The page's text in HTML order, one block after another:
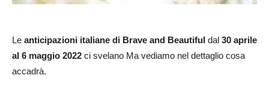
Le anticipazioni italiane di Brave and Beautiful dal 30 aprile
al 6 maggio 2022 ci svelano Ma vediamo nel dettaglio cosa
accadrà.